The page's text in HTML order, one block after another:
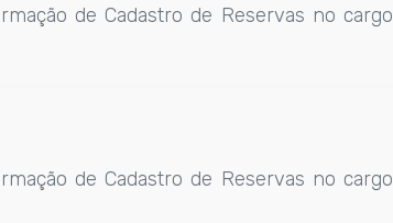
de Cadastro de Reservas no cargo
de Cadastro de Reservas no cargo